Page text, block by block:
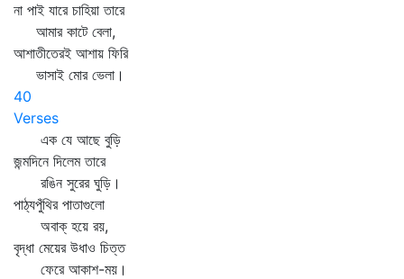
না পাই যারে চাহিয়া তারে
আমার কাটে বেলা,
আশাতীতেরই আশায় ফিরি
ভাসাই মোর ভেলা।
40
Verses
এক যে আছে বুড়ি
জন্মদিনে দিলেম তারে
রঙিন সুরের ঘুড়ি।
পাঠ্যপুঁথির পাতাগুলো
অবাক্‌ হয়ে রয়,
বৃদ্ধা মেয়ের উধাও চিত্ত
ফেরে আকাশ-ময়।